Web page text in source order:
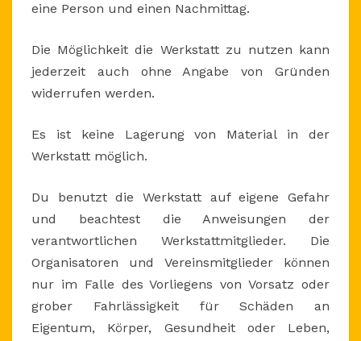
eine Person und einen Nachmittag.
Die Möglichkeit die Werkstatt zu nutzen kann
jederzeit auch ohne Angabe von Gründen
widerrufen werden.
Es ist keine Lagerung von Material in der
Werkstatt möglich.
Du benutzt die Werkstatt auf eigene Gefahr
und beachtest die Anweisungen der
verantwortlichen Werkstattmitglieder. Die
Organisatoren und Vereinsmitglieder können
nur im Falle des Vorliegens von Vorsatz oder
grober Fahrlässigkeit für Schäden an
Eigentum, Körper, Gesundheit oder Leben,